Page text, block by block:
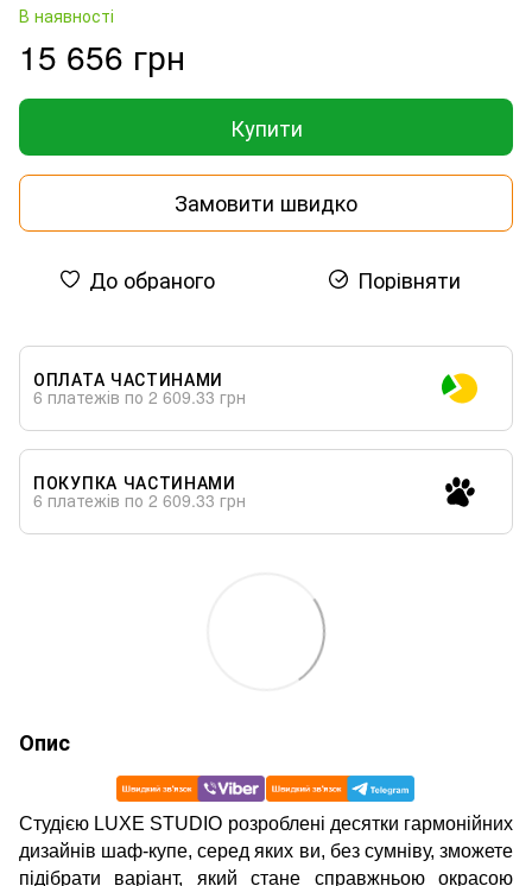
В наявності
15 656 грн
Купити
Замовити швидко
До обраного Порівняти
ОПЛАТА ЧАСТИНАМИ
6 платежів по 2 609.33 грн
ПОКУПКА ЧАСТИНАМИ
6 платежів по 2 609.33 грн
Опис
Студією LUXE STUDIO розроблені десятки гармонійних
дизайнів шаф-купе, серед яких ви, без сумніву, зможете
підібрати варіант, який стане справжньою окрасою